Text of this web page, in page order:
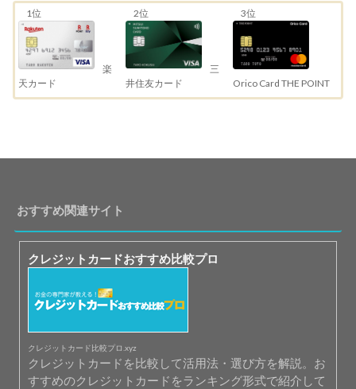
1位
楽
天カード
2位
三
井住友カード
3位
Orico Card THE POINT
おすすめ関連サイト
クレジットカードおすすめ比較プロ
クレジットカード比較プロ.xyz
クレジットカードを比較して活用法・選び方を解説。お
すすめのクレジットカードをランキング形式で紹介して